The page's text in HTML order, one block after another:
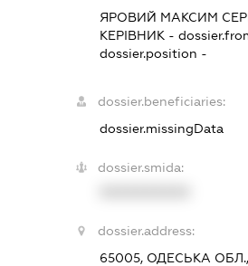
ЯРОВИЙ МАКСИМ
КЕРІВНИК -
dossier.position -
dossier.beneficiaries:
dossier.missingData
dossier.smida:
dossier.address:
65005, ОДЕСЬКА